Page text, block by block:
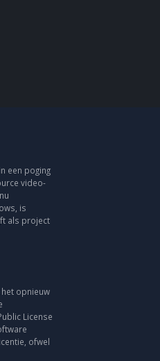
een poging
video-
is
als project
opnieuw
License
ofwel